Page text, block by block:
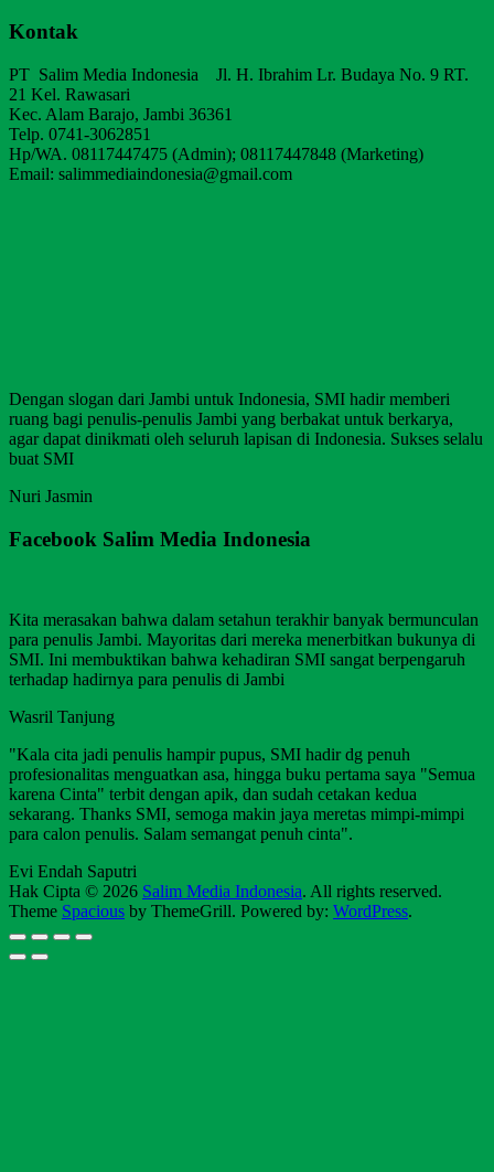
Kontak
PT Salim Media Indonesia Jl. H. Ibrahim Lr. Budaya No. 9 RT.
21 Kel. Rawasari
Kec. Alam Barajo, Jambi 36361
Telp. 0741-3062851
Hp/WA. 08117447475 (Admin); 08117447848 (Marketing)
Email: salimmediaindonesia@gmail.com
Dengan slogan dari Jambi untuk Indonesia, SMI hadir memberi
ruang bagi penulis-penulis Jambi yang berbakat untuk berkarya,
agar dapat dinikmati oleh seluruh lapisan di Indonesia. Sukses selalu
buat SMI
Nuri Jasmin
Facebook Salim Media Indonesia
Kita merasakan bahwa dalam setahun terakhir banyak bermunculan
para penulis Jambi. Mayoritas dari mereka menerbitkan bukunya di
SMI. Ini membuktikan bahwa kehadiran SMI sangat berpengaruh
terhadap hadirnya para penulis di Jambi
Wasril Tanjung
"Kala cita jadi penulis hampir pupus, SMI hadir dg penuh
profesionalitas menguatkan asa, hingga buku pertama saya "Semua
karena Cinta" terbit dengan apik, dan sudah cetakan kedua
sekarang. Thanks SMI, semoga makin jaya meretas mimpi-mimpi
para calon penulis. Salam semangat penuh cinta".
Evi Endah Saputri
Hak Cipta © 2026 Salim Media Indonesia. All rights reserved.
Theme Spacious by ThemeGrill. Powered by: WordPress.